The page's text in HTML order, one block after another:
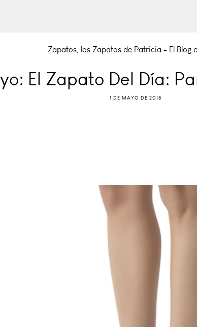
El Zapato Del Día:
1 DE MAYO DE 2018